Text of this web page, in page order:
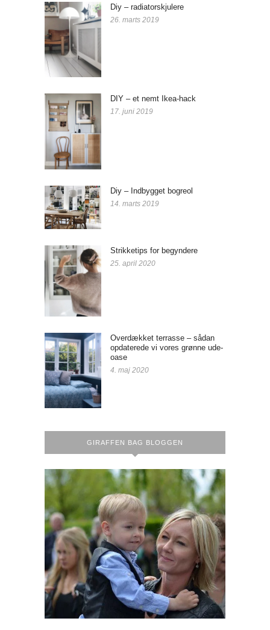
Diy – radiatorskjulere
26. marts 2019
DIY – et nemt Ikea-hack
17. juni 2019
Diy – Indbygget bogreol
14. marts 2019
Strikketips for begyndere
25. april 2020
Overdækket terrasse – sådan
opdaterede vi vores grønne ude-
oase
4. maj 2020
GIRAFFEN BAG BLOGGEN